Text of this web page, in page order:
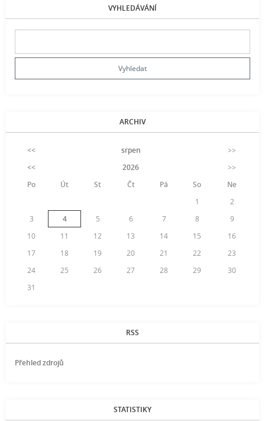
VYHLEDÁVÁNÍ
ARCHIV
<< srpen
>>
<<
2026
>>
Po
Út St Čt Pá So
Ne
1
2
3
4 5 6 7 8
9
10
11 12 13 14 15
16
17
18 19 20 21 22
23
24
25 26 27 28 29
30
31
RSS
Přehled zdrojů
STATISTIKY